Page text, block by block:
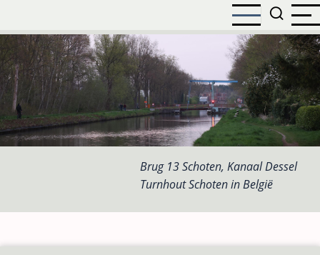
naar
de
inhoud
gaan
Brug 13 Schoten, Kanaal Dessel
Turnhout Schoten in België